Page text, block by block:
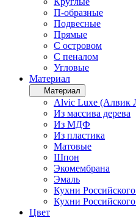
П-образные
Подвесные
Прямые
С островом
С пеналом
Угловые
Материал
Материал
Alvic Luxe (Алвик
Из массива дерева
Из МДФ
Из пластика
Матовые
Шпон
Экомембрана
Эмаль
Кухни
Кухни
Цвет